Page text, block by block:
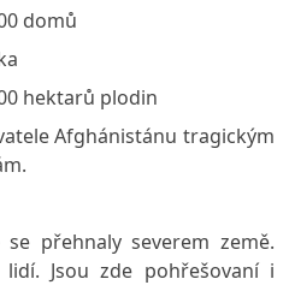
domů
hektarů plodin
Afghánistánu tragickým
přehnaly severem země.
Jsou zde pohřešovaní i